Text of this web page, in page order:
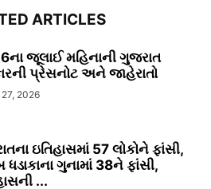
ARTICLES
જૂલાઈ મહિનાની ગુજરાત
પ્રેસનોટ અને જાહેરાતો
2026
ઇતિહાસમાં 57 લોકોને ફાંસી,
ધડાકાના ગુનામાં 38ને ફાંસી,
...